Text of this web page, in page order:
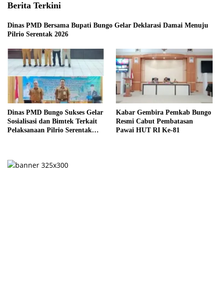
Berita Terkini
Dinas PMD Bersama Bupati Bungo Gelar Deklarasi Damai Menuju
Pilrio Serentak 2026
Dinas PMD Bungo Sukses Gelar
Sosialisasi dan Bimtek Terkait
Pelaksanaan Pilrio Serentak
Kabar Gembira Pemkab Bungo
Resmi Cabut Pembatasan
Pawai HUT RI Ke-81